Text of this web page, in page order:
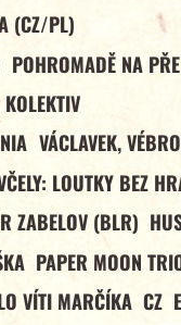
(CZ/PL)
POHROMADĚ NA
VÁCLAVEK,
LOUTKY BEZ
ZABELOV (BLR)
PAPER MOON
VÍTI MARČÍKA CZ